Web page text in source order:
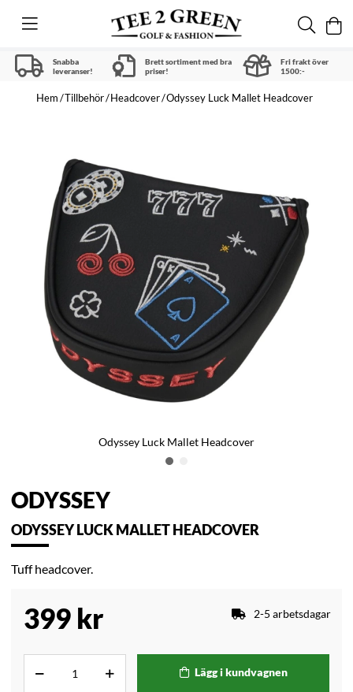
Snabba
leveranser!
Brett sortiment med bra
priser!
Fri frakt över
1500:-
Hem Tillbehör Headcover Odyssey Luck Mallet Headcover
Odyssey Luck Mallet Headcover
ODYSSEY
ODYSSEY LUCK MALLET HEADCOVER
Tuff headcover.
399 kr 2-5 arbetsdagar
Lägg i kundvagnen